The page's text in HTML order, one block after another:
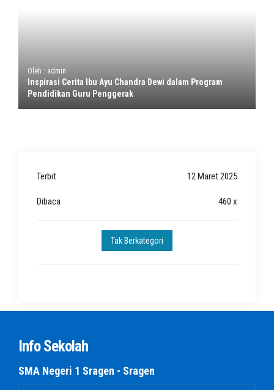
Oleh : admin
Inspirasi Cerita Ibu Ayu Chandra Dewi dalam Program
Pendidikan Guru Penggerak
Terbit 12 Maret 2025
Dibaca 460 x
Tak Berkategori
Info Sekolah
SMA Negeri 1 Sragen - Sragen